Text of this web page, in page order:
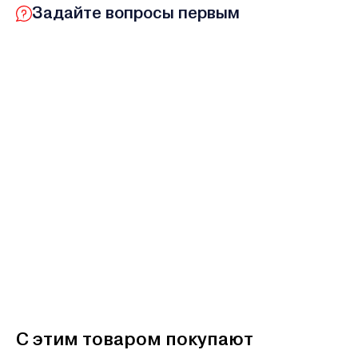
Задайте вопросы первым
С этим товаром покупают